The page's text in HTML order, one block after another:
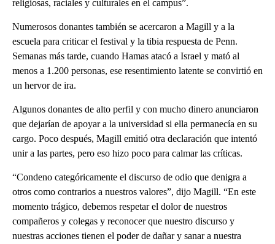
religiosas, raciales y culturales en el campus”.
Numerosos donantes también se acercaron a Magill y a la
escuela para criticar el festival y la tibia respuesta de Penn.
Semanas más tarde, cuando Hamas atacó a Israel y mató al
menos a 1.200 personas, ese resentimiento latente se convirtió en
un hervor de ira.
Algunos donantes de alto perfil y con mucho dinero anunciaron
que dejarían de apoyar a la universidad si ella permanecía en su
cargo. Poco después, Magill emitió otra declaración que intentó
unir a las partes, pero eso hizo poco para calmar las críticas.
“Condeno categóricamente el discurso de odio que denigra a
otros como contrarios a nuestros valores”, dijo Magill. “En este
momento trágico, debemos respetar el dolor de nuestros
compañeros y colegas y reconocer que nuestro discurso y
nuestras acciones tienen el poder de dañar y sanar a nuestra